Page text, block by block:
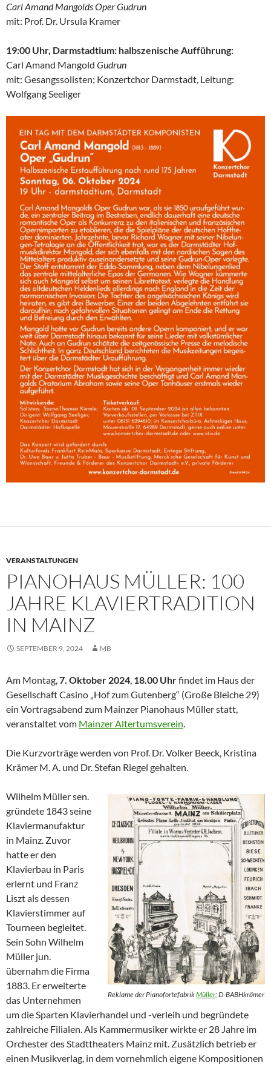
Carl Amand Mangolds OperGudrun
mit: Prof. Dr. Ursula Kramer
19:00 Uhr, Darmstadtium: halbszenische Aufführung:
Carl Amand Mangold Gudrun
mit: Gesangssolisten; Konzertchor Darmstadt, Leitung:
Wolfgang Seeliger
VERANSTALTUNGEN
PIANOHAUS MÜLLER: 100
JAHRE KLAVIERTRADITION
IN MAINZ
SEPTEMBER 9, 2024 MB
Am Montag,7. Oktober 2024, 18.00 Uhrfindet im Haus der
Gesellschaft Casino „Hof zum Gutenberg“ (Große Bleiche 29)
ein Vortragsabend zum Mainzer Pianohaus Müller statt,
veranstaltet vom Mainzer Altertumsverein.
Die Kurzvorträge werden von Prof. Dr. Volker Beeck, Kristina
Krämer M. A. und Dr. Stefan Riegel gehalten.
Reklame der PianofortefabrikMüller; D-BABHkrämer
Wilhelm Müller sen.
gründete 1843 seine
Klaviermanufaktur
in Mainz. Zuvor
hatte er den
Klavierbau in Paris
erlernt und Franz
Liszt als dessen
Klavierstimmer auf
Tourneen begleitet.
Sein Sohn Wilhelm
Müller jun.
übernahm die Firma
1883. Er erweiterte
das Unternehmen
um die Sparten Klavierhandel und -verleih und begründete
zahlreiche Filialen. Als Kammermusiker wirkte er 28 Jahre im
Orchester des Stadttheaters Mainz mit. Zusätzlich betrieb er
einen Musikverlag, in dem vornehmlich eigene Kompositionen